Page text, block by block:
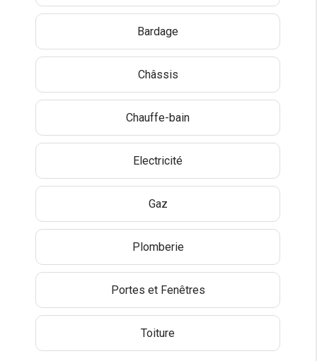
Bardage
Châssis
Chauffe-bain
Electricité
Gaz
Plomberie
Portes et Fenêtres
Toiture